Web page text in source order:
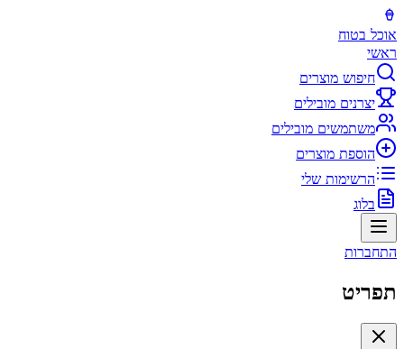
אוכל בטוח
ראשי
חיפוש מוצרים
יצרנים מובילים
משתמשים מובילים
הוספת מוצרים
הרשימות שלי
בלוג
התחברות
תפריט